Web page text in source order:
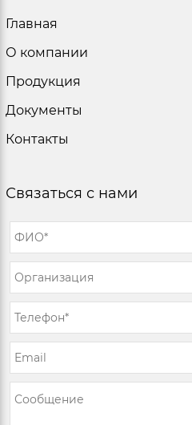
Главная
О компании
Продукция
Документы
Контакты
Связаться с нами